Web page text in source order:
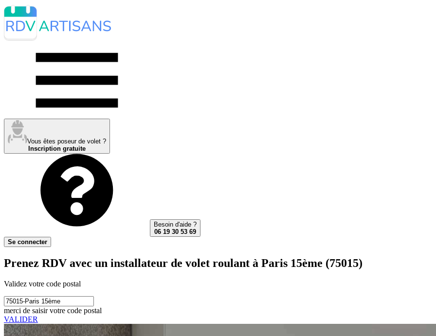
Vous êtes poseur de volet ?
Inscription gratuite
Besoin d'aide ?
06 19 30 53 69
Se connecter
Prenez RDV avec un installateur de volet roulant à Paris 15ème (75015)
Validez votre code postal
merci de saisir votre code postal
VALIDER